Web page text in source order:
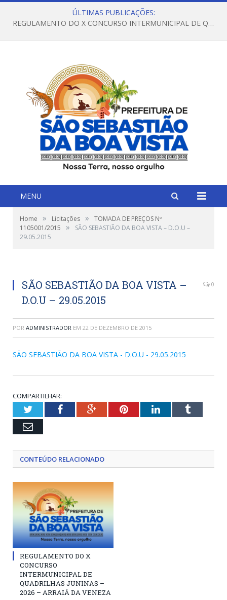
ÚLTIMAS PUBLICAÇÕES:
REGULAMENTO DO X CONCURSO INTERMUNICIPAL DE QUADRILHAS JUNINAS – 2026 – ARRAIÁ DA VENEZA
MENU
Home » Licitações »
TOMADA DE PREÇOS Nº
1105001/2015
»
SÃO SEBASTIÃO DA BOA VISTA – D.O.U –
29.05.2015
SÃO SEBASTIÃO DA BOA VISTA –
D.O.U – 29.05.2015
0
POR ADMINISTRADOR EM 22 DE DEZEMBRO DE 2015
SÃO SEBASTIÃO DA BOA VISTA - D.O.U - 29.05.2015
COMPARTILHAR:
TwitterFacebookGoogle+PinterestLinkedInTumblr
Email
CONTEÚDO RELACIONADO
REGULAMENTO DO X
CONCURSO
INTERMUNICIPAL DE
QUADRILHAS JUNINAS –
2026 – ARRAIÁ DA VENEZA